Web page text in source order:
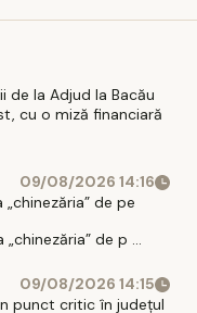
de la Adjud la Bacău
cu o miză financiară
09/08/2026 14:16
de pe
de p ...
09/08/2026 14:15
punct critic în județul